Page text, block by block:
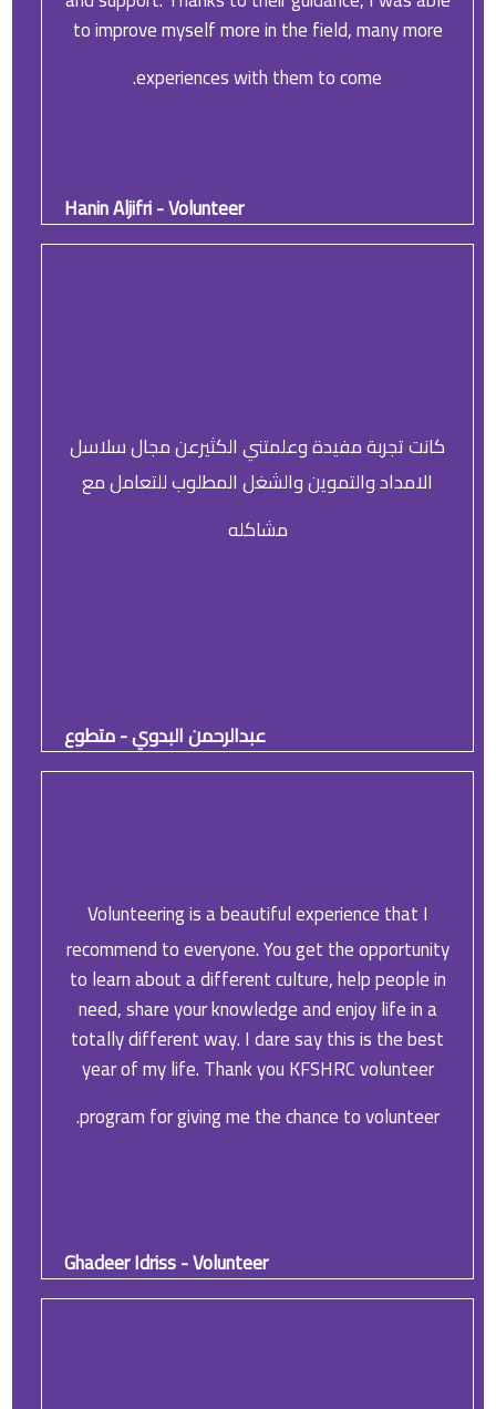
to improve myself more in the field, many more
experiences with them to come.
Hanin Aljifri - Volunteer
كانت تجربة مفيدة وعلمتني الكثيرعن مجال سلاسل
الامداد والتموين والشغل المطلوب للتعامل مع
مشاكله
عبدالرحمن البدوي - متطوع
Volunteering is a beautiful experience that I
recommend to everyone. You get the opportunity
to learn about a different culture, help people in
need, share your knowledge and enjoy life in a
totally different way. I dare say this is the best
year of my life. Thank you KFSHRC volunteer
program for giving me the chance to volunteer.
Ghadeer Idriss - Volunteer